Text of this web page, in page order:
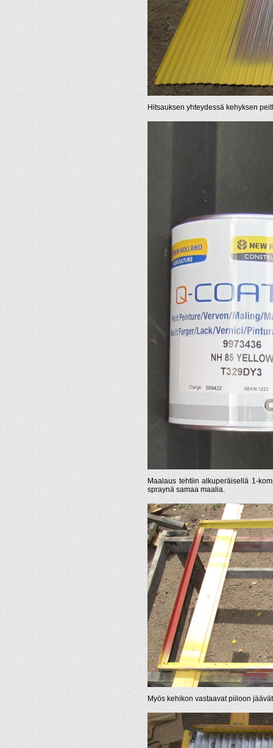
Hitsauksen yhteydessä kehyksen
Maalaus tehtiin alkuperäisellä 1-
spraynä samaa maalia.
Myös kehikon vastaavat piiloon